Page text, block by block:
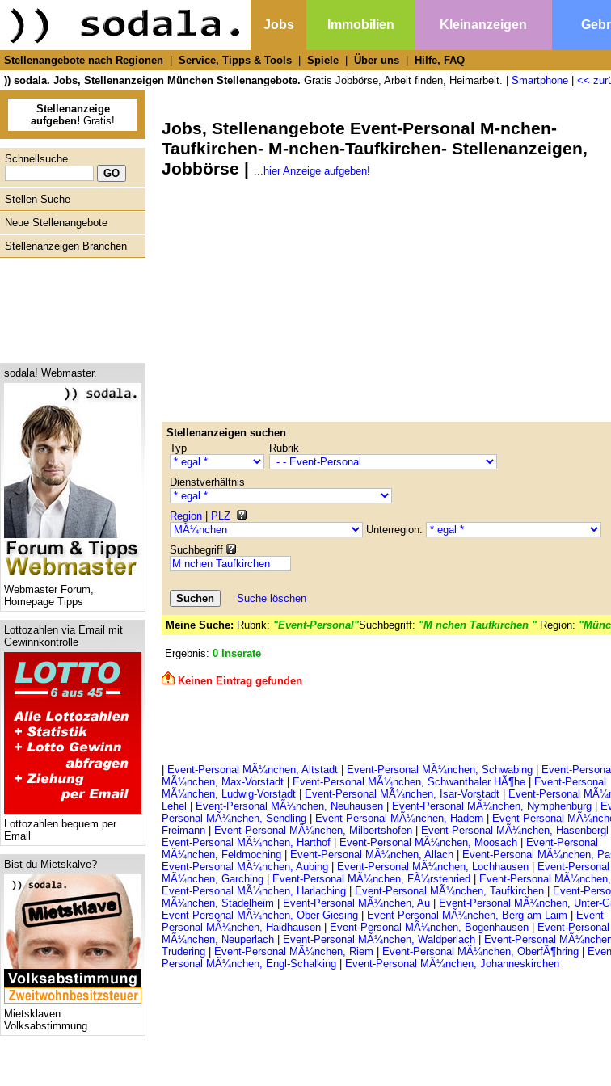
Jobs Immobilien Kleinanzeigen
Stellenangebote nach Regionen Service, Tipps & Tools Spiele Über uns
Hilfe, FAQ
)) sodala. Jobs, Stellenanzeigen München Stellenangebote. Gratis Jobbörse, Arbeit finden, Heimarbeit. | Smartphone <<
Stellenanzeige
aufgeben! Gratis!
Schnellsuche
Stellen Suche
Neue Stellenangebote
Stellenanzeigen Branchen
sodala! Webmaster.
Webmaster Forum,
Homepage Tipps
Lottozahlen via Email mit
Gewinnkontrolle
Lottozahlen bequem per
Email
Bist du Mietskalve?
Mietsklaven
Volksabstimmung
Jobs, Stellenangebote Event-Personal M-nchen-
Taufkirchen- M-nchen-Taufkirchen- Stellenanzeigen,
Jobbörse | ...hier Anzeige aufgeben!
Stellenanzeigen suchen
Typ
Rubrik
Dienstverhältnis
Region
PLZ
Unterregion:
Suchbegriff
Suche löschen
Meine Suche: Rubrik: "Event-Personal"Suchbegriff: "M nchen Taufkirchen "Region:
Ergebnis: 0 Inserate
Keinen Eintrag gefunden
Event-Personal MÃ¼nchen, Altstadt Event-Personal MÃ¼nchen, Schwabing
Event-Personal
MÃ¼nchen, Max-Vorstadt
Event-Personal MÃ¼nchen, Schwanthaler HÃ¶he
Event-Personal
MÃ¼nchen, Ludwig-Vorstadt
Event-Personal MÃ¼nchen, Isar-Vorstadt
Event-Personal
Lehel
Event-Personal MÃ¼nchen, Neuhausen Event-Personal MÃ¼nchen, Nymphenburg
Personal MÃ¼nchen, Sendling
Event-Personal MÃ¼nchen, Hadern
Event-Personal
Freimann
Event-Personal MÃ¼nchen, Milbertshofen Event-Personal MÃ¼nchen, Hasenbergl
Event-Personal MÃ¼nchen, Harthof
Event-Personal MÃ¼nchen, Moosach
Event-Personal
MÃ¼nchen, Feldmoching
Event-Personal MÃ¼nchen, Allach Event-Personal MÃ¼nchen,
Event-Personal MÃ¼nchen, Aubing
Event-Personal MÃ¼nchen, Lochhausen
Event-Personal
MÃ¼nchen, Garching
Event-Personal MÃ¼nchen, FÃ¼rstenried Event-Personal
Event-Personal MÃ¼nchen, Harlaching
Event-Personal MÃ¼nchen, Taufkirchen
Event-
MÃ¼nchen, Stadelheim
Event-Personal MÃ¼nchen, Au Event-Personal MÃ¼nchen, Unter-
Event-Personal MÃ¼nchen, Ober-Giesing
Event-Personal MÃ¼nchen, Berg am Laim
Event-
Personal MÃ¼nchen, Haidhausen
Event-Personal MÃ¼nchen, Bogenhausen
Event-Personal
MÃ¼nchen, Neuperlach
Event-Personal MÃ¼nchen, Waldperlach
Event-Personal
Trudering
Event-Personal MÃ¼nchen, Riem Event-Personal MÃ¼nchen, OberfÃ¶hring
Personal MÃ¼nchen, Engl-Schalking
Event-Personal MÃ¼nchen, Johanneskirchen